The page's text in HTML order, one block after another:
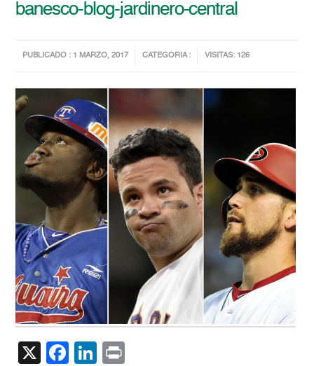
banesco-blog-jardinero-central
PUBLICADO : 1 MARZO, 2017 CATEGORIA : VISITAS: 126
X Facebook
LinkedIn